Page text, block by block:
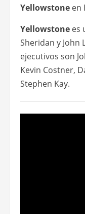
Yellowstone en
Yellowstone es
Sheridan y John
ejecutivos son
Kevin Costner,
Stephen Kay.